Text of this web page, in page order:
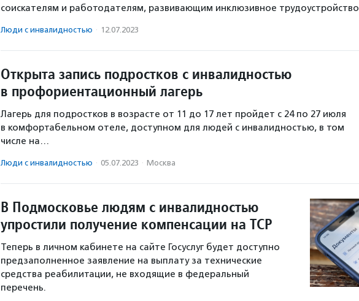
соискателям и работодателям, развивающим инклюзивное
Люди с инвалидностью · 12.07.2023
Открыта запись подростков с инвалидностью
в профориентационный лагерь
Лагерь для подростков в возрасте от 11 до 17 лет пройдет с 24 по 27 июля
в комфортабельном отеле, доступном для людей с инвалидностью, в том
числе на…
Люди с инвалидностью · 05.07.2023 · Москва
В Подмосковье людям с инвалидностью
упростили получение компенсации на ТСР
Теперь в личном кабинете на сайте Госуслуг будет доступно
предзаполненное заявление на выплату за технические
средства реабилитации, не входящие в федеральный
перечень.